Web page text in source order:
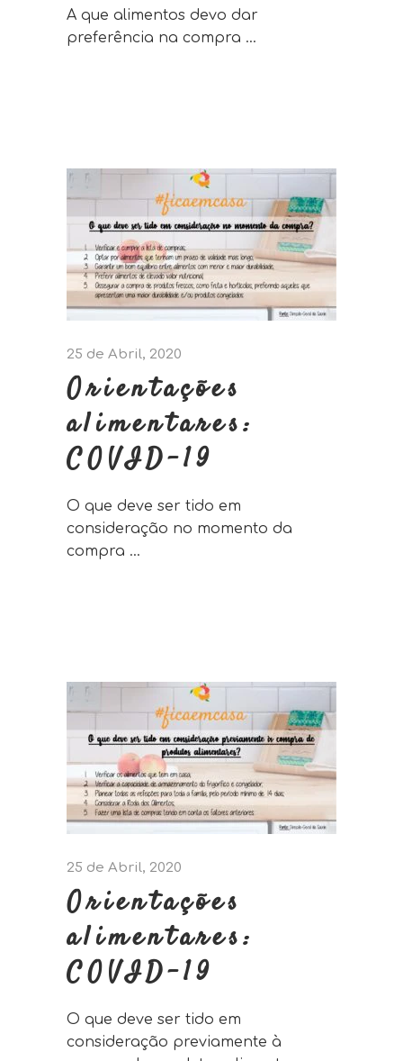
A que alimentos devo dar
preferência na compra
25 de Abril, 2020
Orientações
alimentares:
COVID-19
O que deve ser tido em
consideração no momento da
compra
25 de Abril, 2020
Orientações
alimentares:
COVID-19
O que deve ser tido em
consideração previamente à